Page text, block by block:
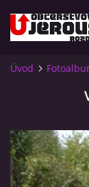
VIDLÁCKÝ
Úvod